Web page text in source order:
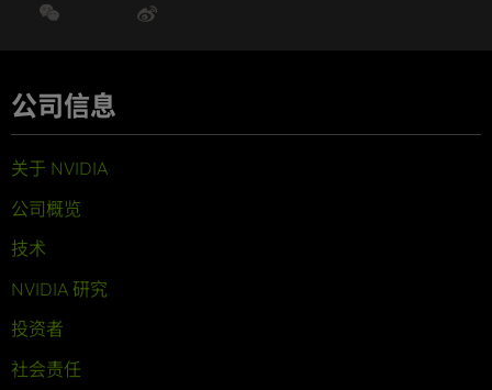
公司信息
关于 NVIDIA
公司概览
技术
NVIDIA 研究
投资者
社会责任